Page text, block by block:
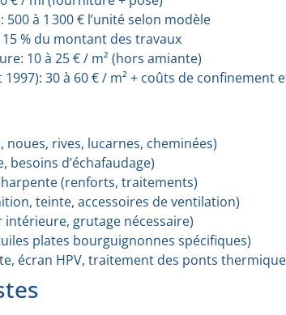
à 1 300 € l’unité selon modèle
% du montant des travaux
10 à 25 € / m² (hors amiante)
30 à 60 € / m² + coûts de confinement
rives, lucarnes, cheminées)
d’échafaudage)
(renforts, traitements)
teinte, accessoires de ventilation)
grutage nécessaire)
plates bourguignonnes spécifiques)
écran HPV, traitement des ponts